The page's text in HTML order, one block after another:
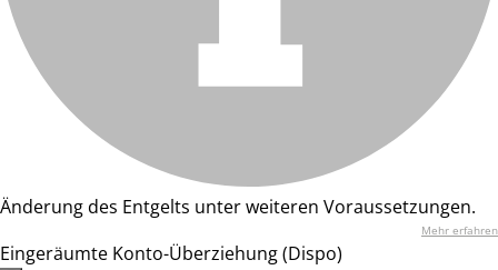
Änderung des Entgelts unter weiteren Voraussetzungen.
Mehr erfahren
Eingeräumte Konto-Überziehung (Dispo)